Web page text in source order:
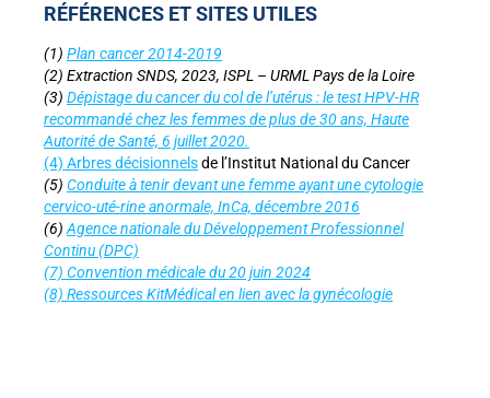
RÉFÉRENCES ET SITES UTILES
(1) Plan cancer 2014-2019
(2) Extraction SNDS, 2023, ISPL – URML Pays de la Loire
(3) Dépistage du cancer du col de l’utérus : le test HPV-HR
recommandé chez les femmes de plus de 30 ans, Haute
Autorité de Santé, 6 juillet 2020.
(4) Arbres décisionnelsde l’Institut National du Cancer
(5) Conduite à tenir devant une femme ayant une cytologie
cervico-uté-rine anormale, InCa, décembre 2016
(6) Agence nationale du Développement Professionnel
Continu (DPC)
(7) Convention médicale du 20 juin 2024
(8) Ressources KitMédical en lien avec la gynécologie